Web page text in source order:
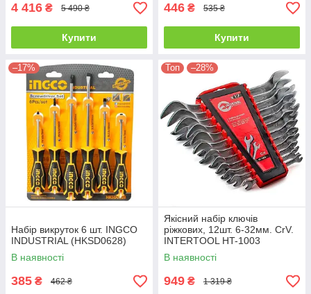
4 416 ₴ 5 490 ₴
Купити
446 ₴ 535 ₴
Купити
–17%
Набір викруток 6 шт. INGCO
INDUSTRIAL (HKSD0628)
В наявності
385 ₴ 462 ₴
Топ –28%
Якісний набір ключів
ріжкових, 12шт. 6-32мм. CrV.
INTERTOOL HT-1003
В наявності
949 ₴ 1 319 ₴